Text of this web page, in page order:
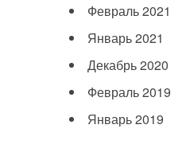
Февраль 2021
Январь 2021
Декабрь 2020
Февраль 2019
Январь 2019